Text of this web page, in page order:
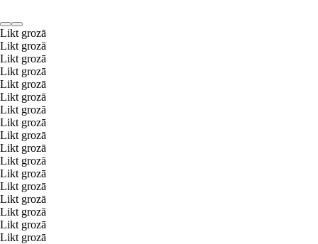
Likt grozā
Likt grozā
Likt grozā
Likt grozā
Likt grozā
Likt grozā
Likt grozā
Likt grozā
Likt grozā
Likt grozā
Likt grozā
Likt grozā
Likt grozā
Likt grozā
Likt grozā
Likt grozā
Likt grozā